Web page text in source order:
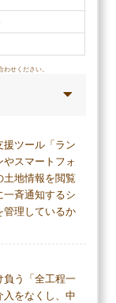
現できる
せください。
ツール「ラン
スマートフォ
地情報を閲覧
斉通知するシ
管理しているか
負う「全工程一
をなくし、中